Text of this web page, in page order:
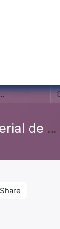
Clases Grabadas Anteriores (Material de apoyo para alumnos)
Share